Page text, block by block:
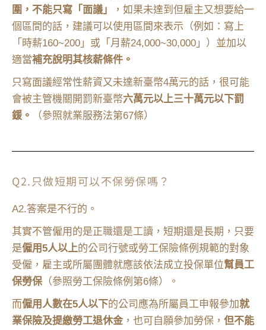
圍，不能只寫「面議」
，如果未達到但雇主又想要給一
個區間的話，建議可以使用區間來表示（例如：寫上
「時薪160~200」或「月薪24,000~30,000」）並加以
適當補充說明其核薪條件。
只寫面議經常性薪資又未達新臺幣4萬元的話，很可能
會被主管機關開罰新臺幣六萬元以上三十萬元以下罰
鍰。
（參照就業服務法第67條）
Q2.只做短期可以不保勞保嗎？
A2.答案是不行的。
其實不管僱用的是正職還是工讀，短期還是長期，只要
是僱用5人以上的公司行號或勞工保險條例規範的對象
受僱，雇主或所屬團體就應該依法成立投保單位幫員工
保勞保 （參照勞工保險條例第6條）。
而僱用人數在5人以下的公司應為所屬員工申報參加就
業保險及提繳勞工退休金，也可自願參加勞保， 但不能